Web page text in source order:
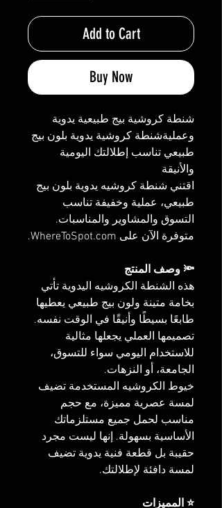
Add to Cart
Buy Now
شنطة كروشية بيج طبيعية يدوية
وعمليةشنطة كروشية يدوية بلون بيج
طبيعي تناسب إطلالتك اليومية
والأنيقة
اقتني شنطة كروشيه يدوية بلون بيج
طبيعي، عملية وخفيفة تناسب
التسوق والمشاوير والمناسبات.
متوفرة الآن على WhereToSpot.com.
🔦 وصف المنتج
هذه الشنطة الكروشيه اليدوية تأتي
بخامة متينة ولون بيج طبيعي يعطيها
طابعًا بسيطًا وأنيقًا في الوقت نفسه.
تصميمها العملي يجعلها مثالية
للاستخدام اليومي سواء للتسوق،
الجامعة، أو النزهات.
خيوط الكروشيه المستخدمة تضيف
لمسة عصرية مميزة، مع حجم
مناسب لحمل جميع مستلزماتك
الأساسية بسهولة. إنها ليست مجرد
حقيبة بل قطعة فنية يدوية تضيف
لمسة دافئة لإطلالتك.
⭐ المميزات